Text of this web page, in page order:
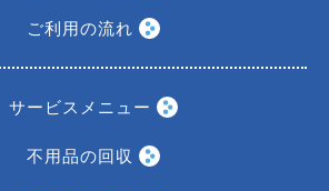
ご利用の流れ
サービスメニュー
不用品の回収